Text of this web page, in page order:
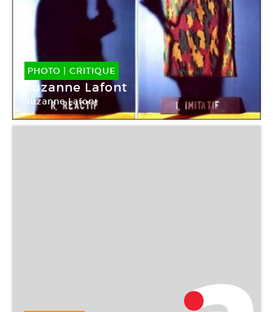
PHOTO | CRITIQUE
Suzanne Lafont
Suzanne Lafont
Galerie Anne de Villepoix